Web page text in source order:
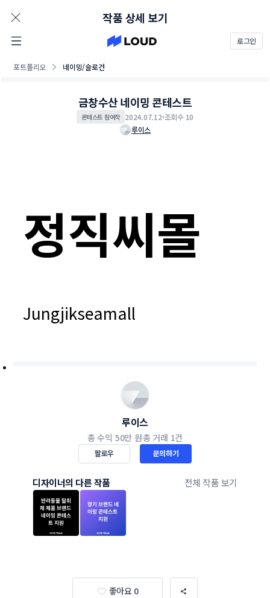
로그인
포트폴리오 네이밍/슬로건
작품 상세 보기
금창수산 네이밍 콘테스트
콘테스트 참여작 2024.07.12 조회수 10
루이스
정직씨몰
Jungjikseamall
루이스
총 수익 50만 원총 거래 1건
팔로우 문의하기
디자이너의 다른 작품 전체 작품 보기
좋아요 0